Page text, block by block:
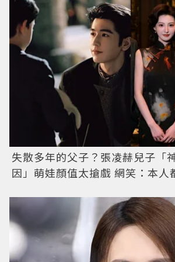
失散多年的父子？張凌赫兒子「
因」萌娃顏值太搶戲 網笑：本人